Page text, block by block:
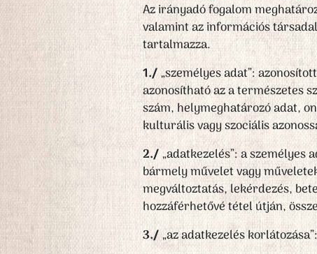
Az irányadó fogalom
valamint az információs
tartalmazza.
1./„személyes adat”:
azonosítható az a természetes
szám, helymeghatározó adat,
kulturális vagy szociális
2./„adatkezelés”: a személyes
bármely művelet vagy
megváltoztatás, lekérdezés,
hozzáférhetővé tétel útján,
3./„az adatkezelés